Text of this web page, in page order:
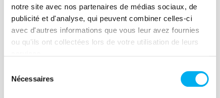
notre site avec nos partenaires de médias sociaux, de
publicité et d'analyse, qui peuvent combiner celles-ci
avec d'autres informations que vous leur avez fournies
ou qu'ils ont collectées lors de votre utilisation de leurs
Nécessaires
Renforcer son évaluation des
anticorruption suite à une CJIP
Le client a équipé sa société avec CFB